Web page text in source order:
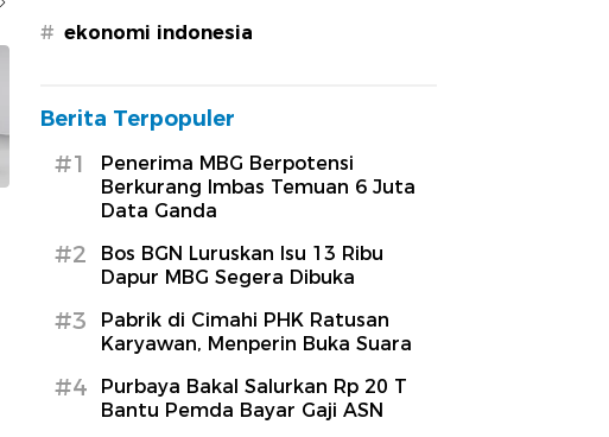
# ekonomi indonesia
Berita Terpopuler
#1
Penerima MBG Berpotensi
Berkurang Imbas Temuan 6 Juta
Data Ganda
#2
Bos BGN Luruskan Isu 13 Ribu
Dapur MBG Segera Dibuka
#3
Pabrik di Cimahi PHK Ratusan
Karyawan, Menperin Buka Suara
#4
Purbaya Bakal Salurkan Rp 20 T
Bantu Pemda Bayar Gaji ASN